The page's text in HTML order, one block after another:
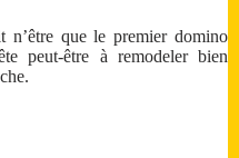
n’être que le premier domino
peut-être à remodeler bien